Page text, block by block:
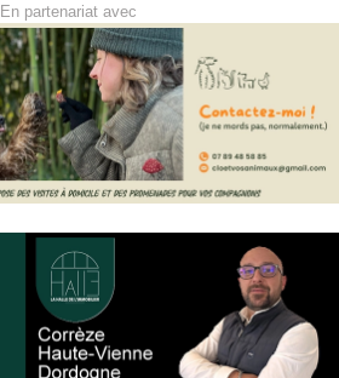
En partenariat avec